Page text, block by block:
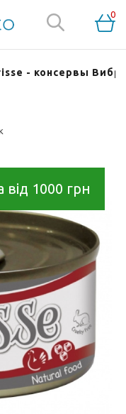
0
- консервы
1000 грн